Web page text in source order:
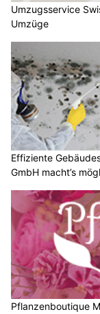
Umzugsservice
Umzüge
Effiziente
GmbH macht’s
Pflanzenboutique